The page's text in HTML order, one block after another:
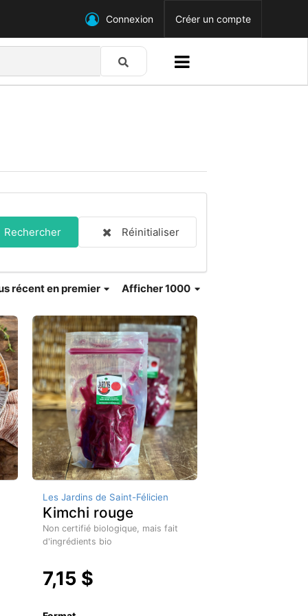
Connexion Créer un compte
Rechercher Réinitialiser
Afficher 1000
récent en premier
Les Jardins de Saint-Félicien
Kimchi rouge
Non certifié biologique, mais fait
d'ingrédients bio
7,15 $